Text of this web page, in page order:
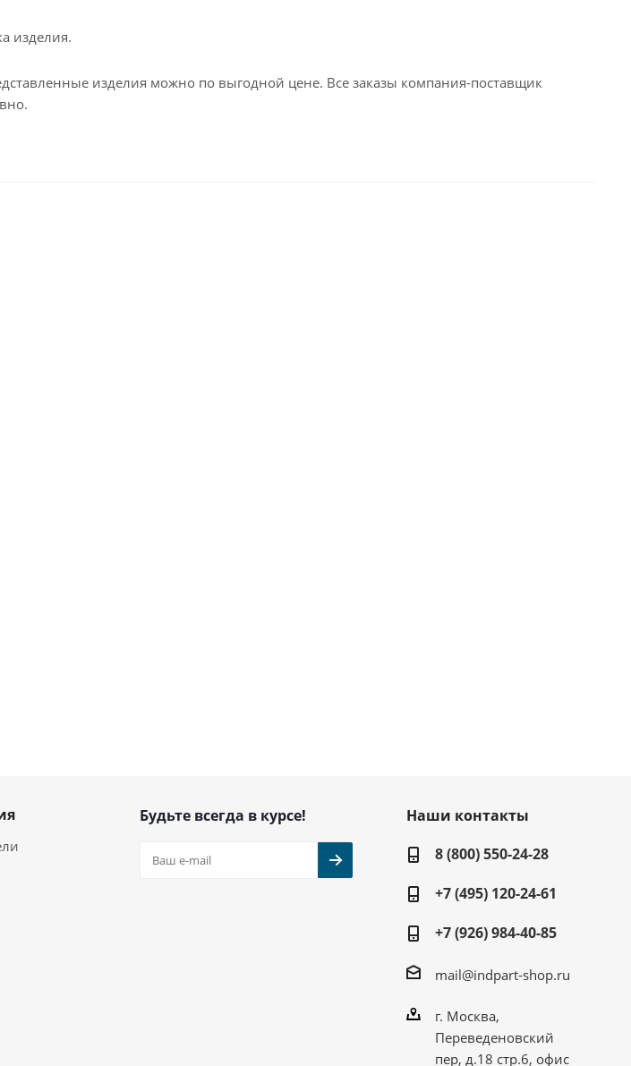
изделия.
изделия можно по выгодной цене. Все заказы компания-поставщик
Будьте всегда в курсе!
Наши контакты
8 (800) 550-24-28
+7 (495) 120-24-61
+7 (926) 984-40-85
mail@indpart-shop.ru
г. Москва,
Переведеновский
пер, д.18 стр.6, офис